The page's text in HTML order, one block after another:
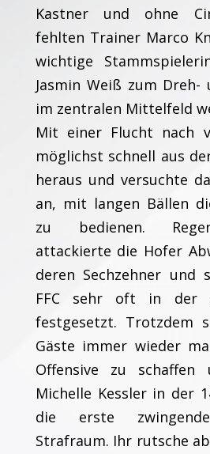
Kastner und ohne
fehlten Trainer Marco
wichtige
Jasmin Weiß zum
im zentralen Mittelfeld
Mit einer Flucht nach
möglichst schnell aus
heraus und versuchte
an, mit langen Bällen
zu bedienen.
attackierte die Hofer
deren Sechzehner und
FFC sehr oft in der
festgesetzt. Trotzdem
Gäste immer wieder
Offensive zu
Michelle Kessler in der
die erste
Strafraum. Ihr rutsche